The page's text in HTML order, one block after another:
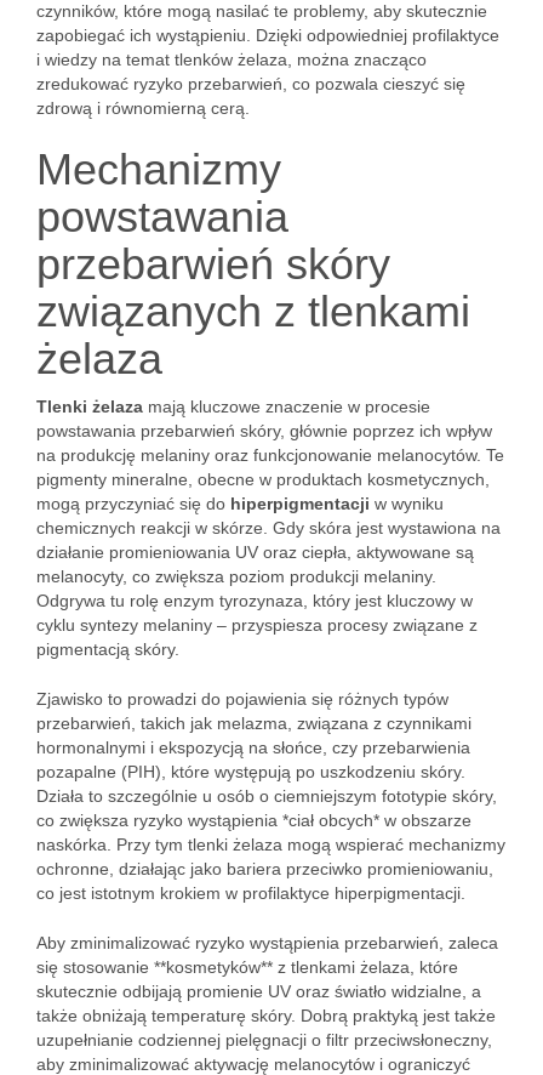
czynników, które mogą nasilać te problemy, aby skutecznie
zapobiegać ich wystąpieniu. Dzięki odpowiedniej profilaktyce
i wiedzy na temat tlenków żelaza, można znacząco
zredukować ryzyko przebarwień, co pozwala cieszyć się
zdrową i równomierną cerą.
Mechanizmy
powstawania
przebarwień skóry
związanych z tlenkami
żelaza
Tlenki żelaza mają kluczowe znaczenie w procesie
powstawania przebarwień skóry, głównie poprzez ich wpływ
na produkcję melaniny oraz funkcjonowanie melanocytów. Te
pigmenty mineralne, obecne w produktach kosmetycznych,
mogą przyczyniać się do hiperpigmentacji w wyniku
chemicznych reakcji w skórze. Gdy skóra jest wystawiona na
działanie promieniowania UV oraz ciepła, aktywowane są
melanocyty, co zwiększa poziom produkcji melaniny.
Odgrywa tu rolę enzym tyrozynaza, który jest kluczowy w
cyklu syntezy melaniny – przyspiesza procesy związane z
pigmentacją skóry.
Zjawisko to prowadzi do pojawienia się różnych typów
przebarwień, takich jak melazma, związana z czynnikami
hormonalnymi i ekspozycją na słońce, czy przebarwienia
pozapalne (PIH), które występują po uszkodzeniu skóry.
Działa to szczególnie u osób o ciemniejszym fototypie skóry,
co zwiększa ryzyko wystąpienia *ciał obcych* w obszarze
naskórka. Przy tym tlenki żelaza mogą wspierać mechanizmy
ochronne, działając jako bariera przeciwko promieniowaniu,
co jest istotnym krokiem w profilaktyce hiperpigmentacji.
Aby zminimalizować ryzyko wystąpienia przebarwień, zaleca
się stosowanie **kosmetyków** z tlenkami żelaza, które
skutecznie odbijają promienie UV oraz światło widzialne, a
także obniżają temperaturę skóry. Dobrą praktyką jest także
uzupełnianie codziennej pielęgnacji o filtr przeciwsłoneczny,
aby zminimalizować aktywację melanocytów i ograniczyć